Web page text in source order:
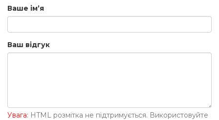
Ваше ім’я
Ваш відгук
Увага: HTML розмітка не підтримується. Використовуйте